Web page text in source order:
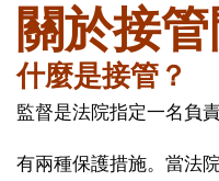
關於接
什麼是接管？
監督是法院指定一名負
有兩種保護措施。當法